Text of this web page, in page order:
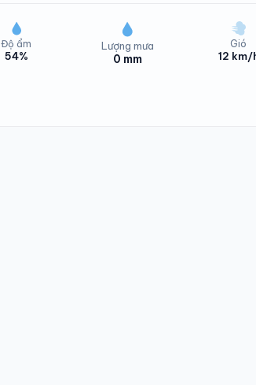
Độ ẩm
54%
Lượng mưa
0 mm
Gió
12 km/